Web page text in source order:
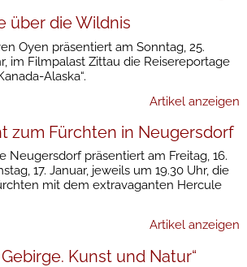
über die Wildnis
Oyen präsentiert am Sonntag, 25.
im Filmpalast Zittau die Reisereportage
Alaska“.
Artikel anzeigen
zum Fürchten in Neugersdorf
Neugersdorf präsentiert am Freitag, 16.
17. Januar, jeweils um 19.30 Uhr, die
mit dem extravaganten Hercule
Artikel anzeigen
Kunst und Natur“